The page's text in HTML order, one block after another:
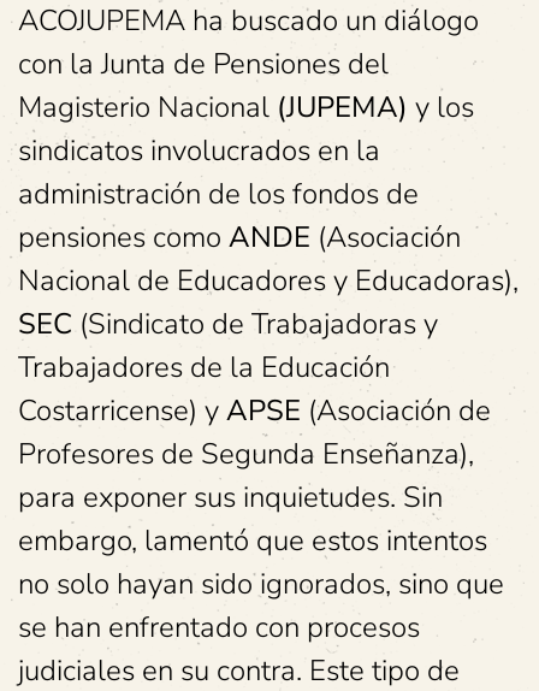
ACOJUPEMA ha buscado un diálogo
con la Junta de Pensiones del
Magisterio Nacional (JUPEMA) y los
sindicatos involucrados en la
administración de los fondos de
pensiones como ANDE (Asociación
Nacional de Educadores y Educadoras),
SEC (Sindicato de Trabajadoras y
Trabajadores de la Educación
Costarricense) yAPSE (Asociación de
Profesores de Segunda Enseñanza),
para exponer sus inquietudes. Sin
embargo, lamentó que estos intentos
no solo hayan sido ignorados, sino que
se han enfrentado con procesos
judiciales en su contra. Este tipo de